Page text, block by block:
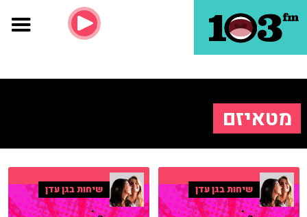
מטאיזם
שיחות בגן עדן שיחות בגן עדן